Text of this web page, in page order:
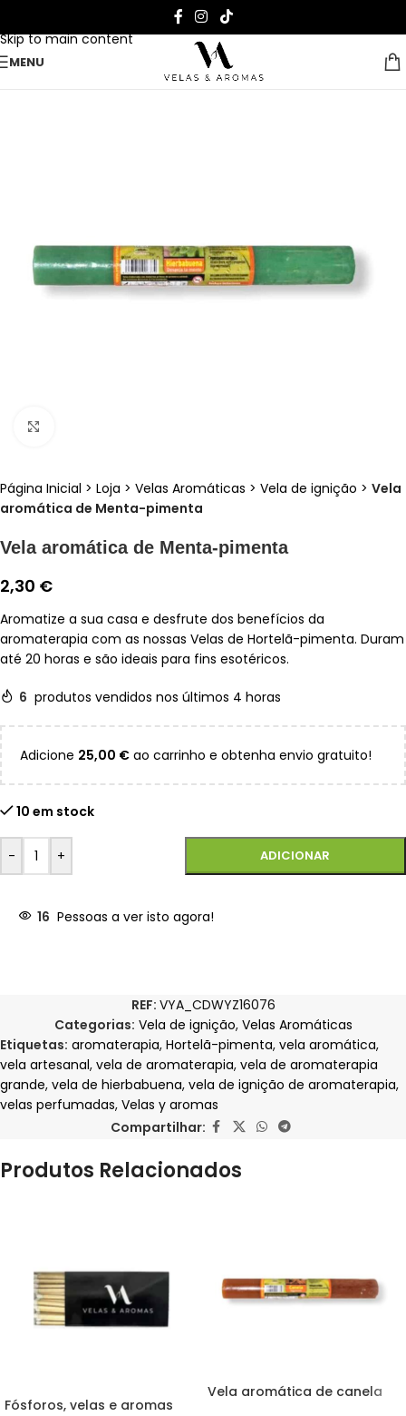
Skip to main content
MENU
Página Inicial > Loja > Velas Aromáticas > Vela de ignição > Vela
aromática de Menta-pimenta
Vela aromática de Menta-pimenta
2,30 €
Aromatize a sua casa e desfrute dos benefícios da
aromaterapia com as nossas Velas de Hortelã-pimenta. Duram
até 20 horas e são ideais para fins esotéricos.
6 produtos vendidos nos últimos 4 horas
Adicione 25,00 € ao carrinho e obtenha envio gratuito!
10 em stock
- + ADICIONAR
16 Pessoas a ver isto agora!
REF: VYA_CDWYZ16076
Categorias: Vela de ignição, Velas Aromáticas
Etiquetas: aromaterapia, Hortelã-pimenta, vela aromática,
vela artesanal, vela de aromaterapia, vela de aromaterapia
grande, vela de hierbabuena, vela de ignição de aromaterapia,
velas perfumadas, Velas y aromas
Compartilhar:
Produtos Relacionados
Fósforos, velas e aromas
Vela aromática de canela